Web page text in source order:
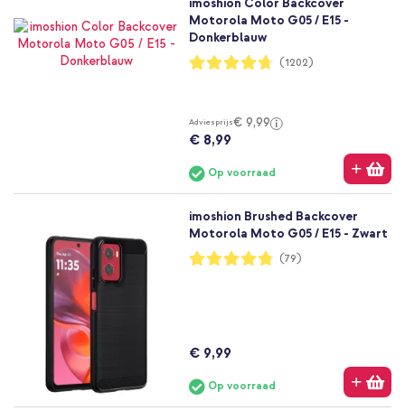
Motorola Moto G05 / E15 -
Donkerblauw
Waardering:
94%
(1202)
Adviesprijs€ 9,99
€ 8,99
Op voorraad
imoshion Brushed Backcover
Motorola Moto G05 / E15 - Zwart
Waardering:
96%
(79)
€ 9,99
Op voorraad